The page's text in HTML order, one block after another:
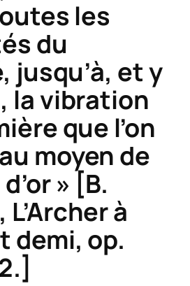
les
du
jusqu’à, et y
la vibration
que l’on
moyen de
» [B.
L’Archer à
demi, op.